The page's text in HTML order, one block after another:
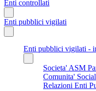
Enti controllati
Enti pubblici vigilati
Enti pubblici vigilati -
Societa' ASM
Comunita'
Relazioni Enti